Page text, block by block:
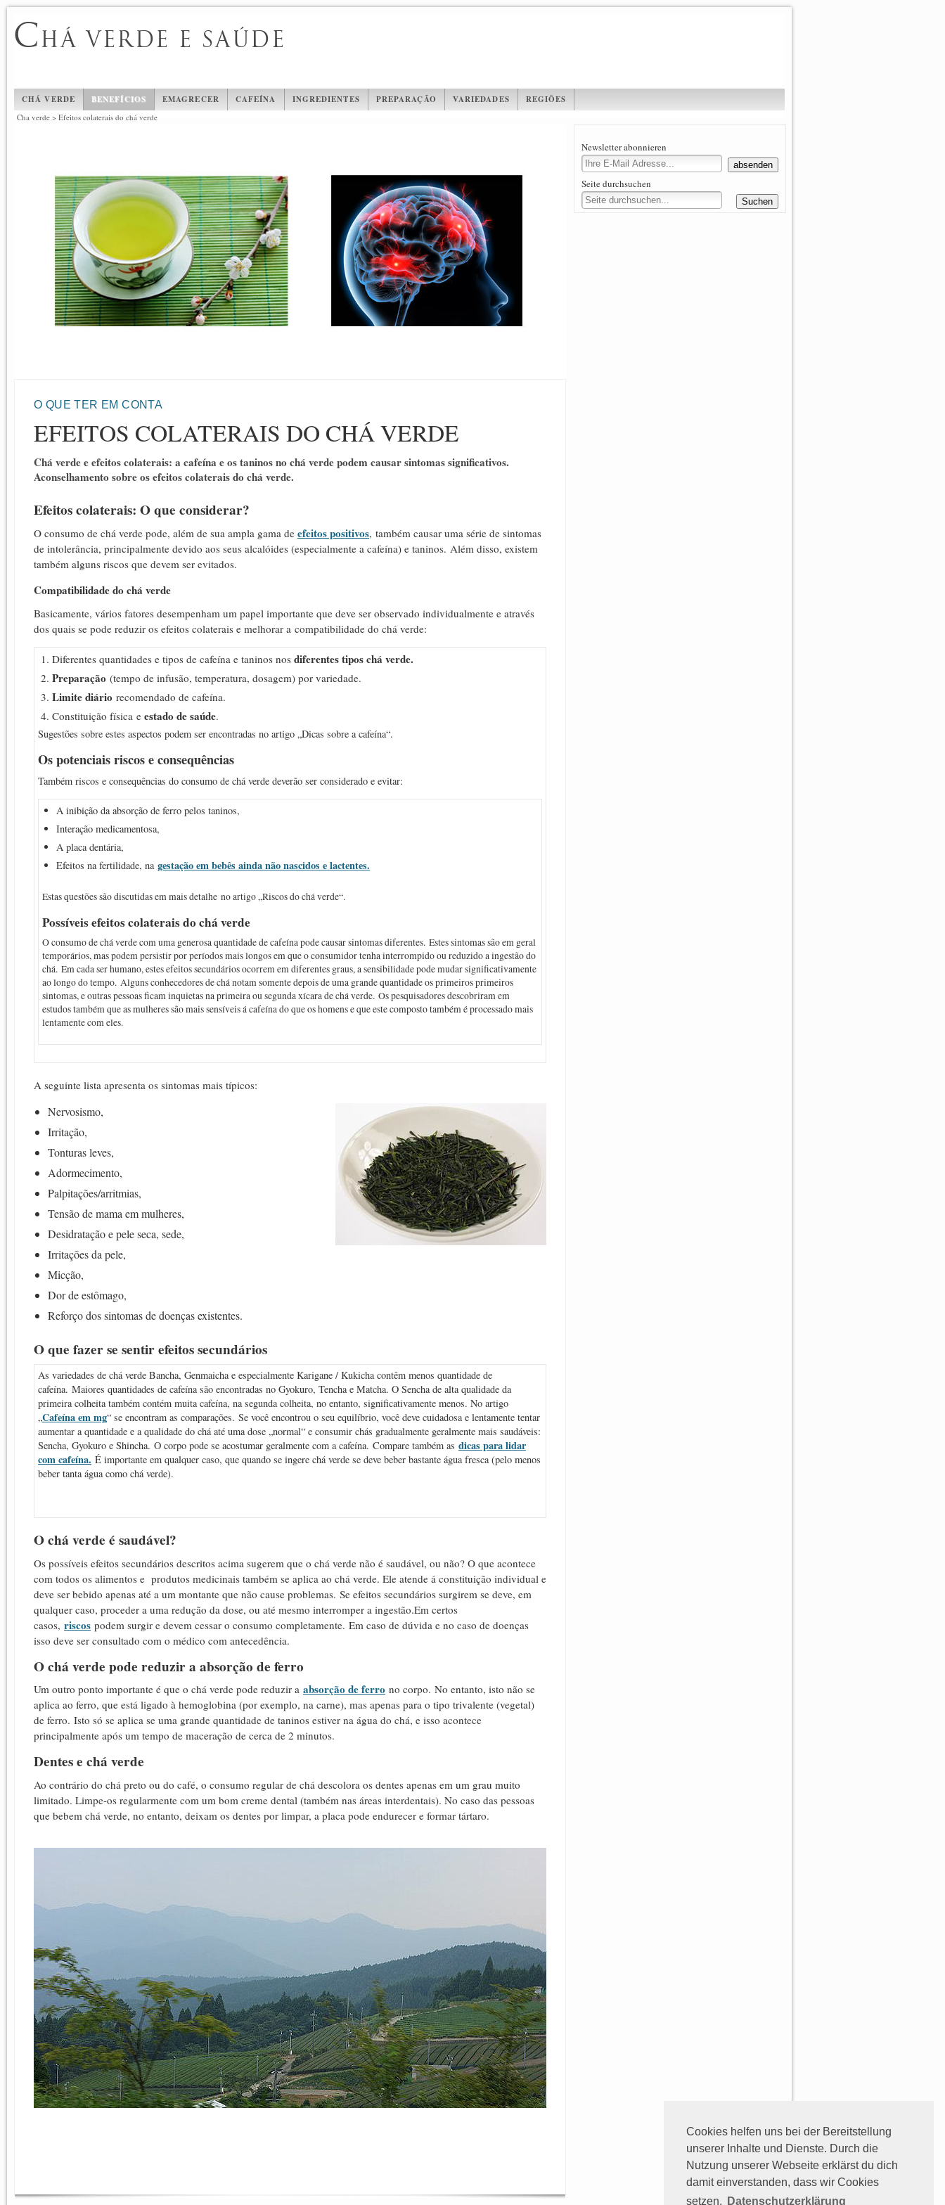
Cookies helfen uns bei der Bereitstellung
unserer Inhalte und Dienste. Durch die
Nutzung unserer Webseite erklärst du dich
damit einverstanden, dass wir Cookies
setzen.
Datenschutzerklärung
CHÁ VERDE E SAÚDE
CHÁ VERDE BENEFÍCIOS EMAGRECER CAFEÍNA INGREDIENTES PREPARAÇÃO VARIEDADES REGIÕES
Cha verde > Efeitos colaterais do chá verde
O QUE TER EM CONTA
EFEITOS COLATERAIS DO CHÁ VERDE
Chá verde e efeitos colaterais: a cafeína e os taninos no chá verde podem causar sintomas significativos.
Aconselhamento sobre os efeitos colaterais do chá verde.
Efeitos colaterais: O que considerar?
O consumo de chá verde pode, além de sua ampla gama de efeitos positivos, também causar uma série de sintomas
de intolerância, principalmente devido aos seus alcalóides (especialmente a cafeína) e taninos. Além disso, existem
também alguns riscos que devem ser evitados.
Compatibilidade do chá verde
Basicamente, vários fatores desempenham um papel importante que deve ser observado individualmente e através
dos quais se pode reduzir os efeitos colaterais e melhorar a compatibilidade do chá verde:
Diferentes quantidades e tipos de cafeína e taninos nos diferentes tipos chá verde.
Preparação (tempo de infusão, temperatura, dosagem) por variedade.
Limite diário recomendado de cafeína.
Constituição física e estado de saúde.
Sugestões sobre estes aspectos podem ser encontradas no artigo „Dicas sobre a cafeína“.
Os potenciais riscos e consequências
Também riscos e consequências do consumo de chá verde deverão ser considerado e evitar:
A inibição da absorção de ferro pelos taninos,
Interação medicamentosa,
A placa dentária,
Efeitos na fertilidade, na gestação em bebês ainda não nascidos e lactentes.
Estas questões são discutidas em mais detalhe no artigo „Riscos do chá verde“.
Possíveis efeitos colaterais do chá verde
O consumo de chá verde com uma generosa quantidade de cafeína pode causar sintomas diferentes. Estes sintomas são em geral
temporários, mas podem persistir por períodos mais longos em que o consumidor tenha interrompido ou reduzido a ingestão do
chá. Em cada ser humano, estes efeitos secundários ocorrem em diferentes graus, a sensibilidade pode mudar significativamente
ao longo do tempo. Alguns conhecedores de chá notam somente depois de uma grande quantidade os primeiros primeiros
sintomas, e outras pessoas ficam inquietas na primeira ou segunda xícara de chá verde. Os pesquisadores descobriram em
estudos também que as mulheres são mais sensíveis á cafeína do que os homens e que este composto também é processado mais
lentamente com eles.
A seguinte lista apresenta os sintomas mais típicos:
Nervosismo,
Irritação,
Tonturas leves,
Adormecimento,
Palpitações/arritmias,
Tensão de mama em mulheres,
Desidratação e pele seca, sede,
Irritações da pele,
Micção,
Dor de estômago,
Reforço dos sintomas de doenças existentes.
O que fazer se sentir efeitos secundários
As variedades de chá verde Bancha, Genmaicha e especialmente Karigane / Kukicha contêm menos quantidade de
cafeína. Maiores quantidades de cafeína são encontradas no Gyokuro, Tencha e Matcha. O Sencha de alta qualidade da
primeira colheita também contém muita cafeína, na segunda colheita, no entanto, significativamente menos. No artigo
„Cafeína em mg“ se encontram as comparações. Se você encontrou o seu equilíbrio, você deve cuidadosa e lentamente tentar
aumentar a quantidade e a qualidade do chá até uma dose „normal“ e consumir chás gradualmente geralmente mais saudáveis:
Sencha, Gyokuro e Shincha. O corpo pode se acostumar geralmente com a cafeína. Compare também as dicas para lidar
com cafeína. É importante em qualquer caso, que quando se ingere chá verde se deve beber bastante água fresca (pelo menos
beber tanta água como chá verde).
O chá verde é saudável?
Os possíveis efeitos secundários descritos acima sugerem que o chá verde não é saudável, ou não? O que acontece
com todos os alimentos e produtos medicinais também se aplica ao chá verde. Ele atende á constituição individual e
deve ser bebido apenas até a um montante que não cause problemas. Se efeitos secundários surgirem se deve, em
qualquer caso, proceder a uma redução da dose, ou até mesmo interromper a ingestão.Em certos
casos, riscos podem surgir e devem cessar o consumo completamente. Em caso de dúvida e no caso de doenças
isso deve ser consultado com o médico com antecedência.
O chá verde pode reduzir a absorção de ferro
Um outro ponto importante é que o chá verde pode reduzir a absorção de ferro no corpo. No entanto, isto não se
aplica ao ferro, que está ligado à hemoglobina (por exemplo, na carne), mas apenas para o tipo trivalente (vegetal)
de ferro. Isto só se aplica se uma grande quantidade de taninos estiver na água do chá, e isso acontece
principalmente após um tempo de maceração de cerca de 2 minutos.
Dentes e chá verde
Ao contrário do chá preto ou do café, o consumo regular de chá descolora os dentes apenas em um grau muito
limitado. Limpe-os regularmente com um bom creme dental (também nas áreas interdentais). No caso das pessoas
que bebem chá verde, no entanto, deixam os dentes por limpar, a placa pode endurecer e formar tártaro.
Newsletter abonnieren
Seite durchsuchen